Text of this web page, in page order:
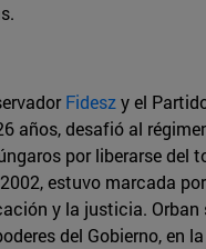
Fideszy el
años, desafió al
por liberarse del
estuvo marcada
y la justicia. Orban
del Gobierno, en